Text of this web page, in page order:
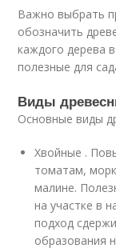
Важно выбрать
обозначить
каждого дерева
полезные для
Виды
Основные виды
Хвойные .
томатам,
малине.
на участке в
подход
образования